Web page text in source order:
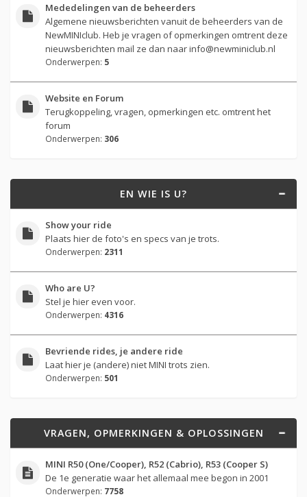
Mededelingen van de beheerders
Algemene nieuwsberichten vanuit de beheerders van de
NewMINIclub. Heb je vragen of opmerkingen omtrent deze
nieuwsberichten mail ze dan naarinfo@newminiclub.nl
Onderwerpen: 5
Website en Forum
Terugkoppeling, vragen, opmerkingen etc. omtrent het
forum
Onderwerpen: 306
EN WIE IS U?
Show your ride
Plaats hier de foto's en specs van je trots.
Onderwerpen: 2311
Who are U?
Stel je hier even voor.
Onderwerpen: 4316
Bevriende rides, je andere ride
Laat hier je (andere) niet MINI trots zien.
Onderwerpen: 501
VRAGEN, OPMERKINGEN & OPLOSSINGEN
MINI R50 (One/Cooper), R52 (Cabrio), R53 (Cooper S)
De 1e generatie waar het allemaal mee begon in 2001
Onderwerpen: 7758